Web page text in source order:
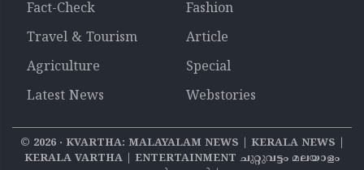
Fact-Check
Fashion
Travel & Tourism
Article
Agriculture
Special
Latest News
Webstories
© 2026‧ KVARTHA: MALAYALAM NEWS | KERALA NEWS |
KERALA VARTHA | ENTERTAINMENT ചുറ്റുവട്ടം മലയാളം